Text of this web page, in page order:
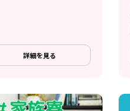
詳細を見る